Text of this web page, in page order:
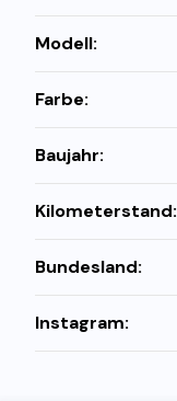
Modell:
Farbe:
Baujahr:
Kilometerstand:
Bundesland:
Instagram: